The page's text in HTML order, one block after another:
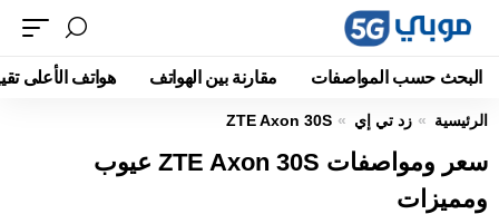
البحث حسب المواصفات مقارنة بين الهواتف هواتف الأعلى
الرئيسية زد تي إي ZTE Axon 30S
سعر ومواصفات ZTE Axon 30S عيوب
ومميزات